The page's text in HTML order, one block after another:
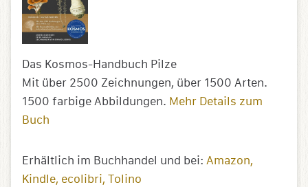
Das Kosmos-Handbuch Pilze
Mit über 2500 Zeichnungen, über 1500 Arten.
1500 farbige Abbildungen. Mehr Details zum
Buch
Erhältlich im Buchhandel und bei: Amazon
Kindle ecolibri Tolino